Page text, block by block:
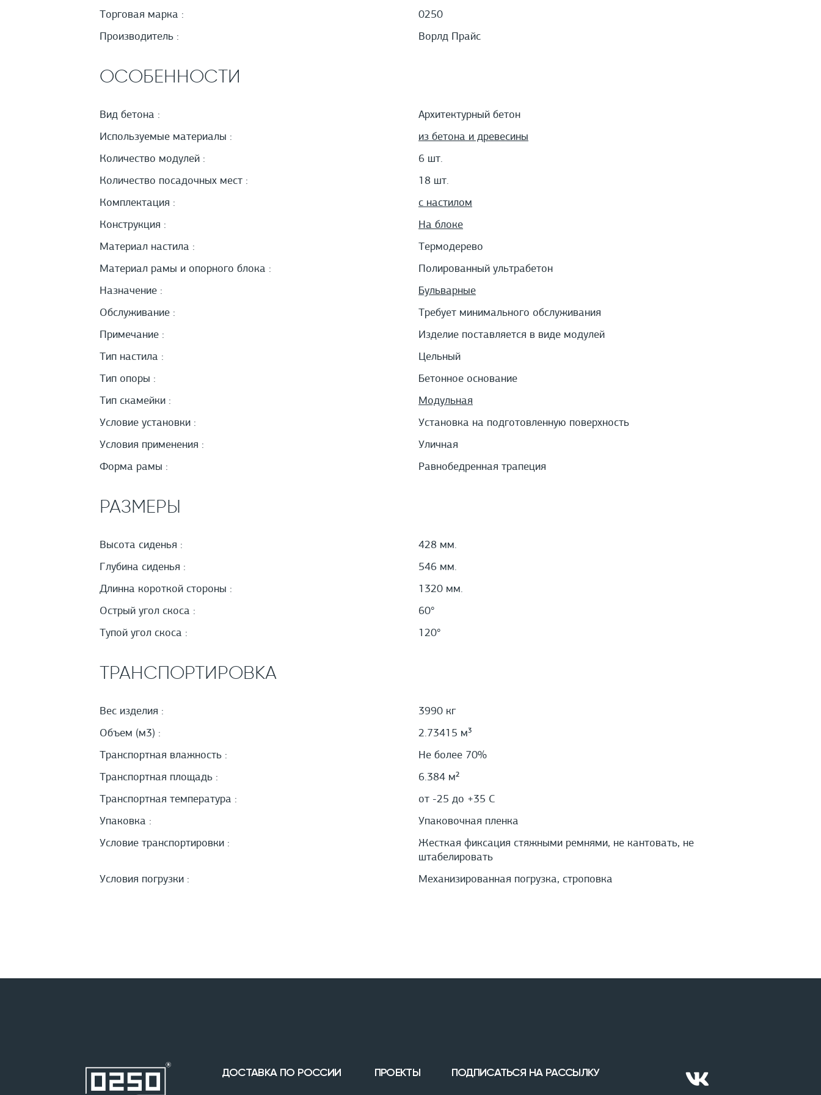
Торговая марка :
0250
Производитель :
Ворлд Прайс
ОСОБЕННОСТИ
Вид бетона :
Архитектурный бетон
Используемые материалы :
из бетона и древесины
Количество модулей :
6 шт.
Количество посадочных мест :
18 шт.
Комплектация :
с настилом
Конструкция :
На блоке
Материал настила :
Термодерево
Материал рамы и опорного блока :
Полированный ультрабетон
Назначение :
Бульварные
Обслуживание :
Требует минимального обслуживания
Примечание :
Изделие поставляется в виде модулей
Тип настила :
Цельный
Тип опоры :
Бетонное основание
Тип скамейки :
Модульная
Условие установки :
Установка на подготовленную поверхность
Условия применения :
Уличная
Форма рамы :
Равнобедренная трапеция
РАЗМЕРЫ
Высота сиденья :
428 мм.
Глубина сиденья :
546 мм.
Длинна короткой стороны :
1320 мм.
Острый угол скоса :
60°
Тупой угол скоса :
120°
ТРАНСПОРТИРОВКА
Вес изделия :
3990 кг
Объем (м3) :
2.73415 м³
Транспортная влажность :
Не более 70%
Транспортная площадь :
6.384 м²
Транспортная температура :
от -25 до +35 С
Упаковка :
Упаковочная пленка
Условие транспортировки :
Жесткая фиксация стяжными ремнями, не кантовать, не
штабелировать
Условия погрузки :
Механизированная погрузка, строповка
ДОСТАВКА ПО РОССИИ ПРОЕКТЫ ПОДПИСАТЬСЯ НА РАССЫЛКУ